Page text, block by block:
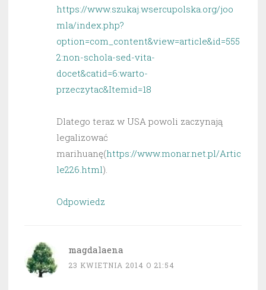
https://www.szukaj.wsercupolska.org/joo
mla/index.php?
option=com_content&view=article&id=555
2:non-schola-sed-vita-
docet&catid=6:warto-
przeczytac&Itemid=18
Dlatego teraz w USA powoli zaczynają
legalizować
marihuanę(https://www.monar.net.pl/Artic
le226.html).
Odpowiedz
magdalaena
23 KWIETNIA 2014 O 21:54